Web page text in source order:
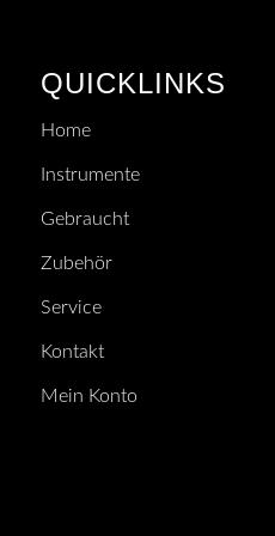
QUICKLINKS
Home
Instrumente
Gebraucht
Zubehör
Service
Kontakt
Mein Konto